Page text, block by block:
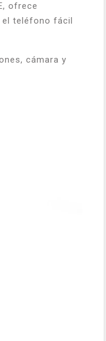
ofrece
el teléfono fácil
cámara y